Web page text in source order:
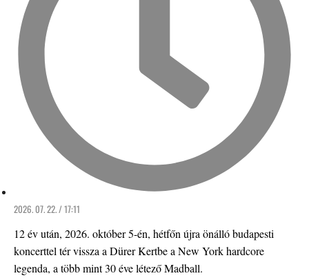
2026. 07. 22. / 17:11
12 év után, 2026. október 5-én, hétfőn újra önálló budapesti
koncerttel tér vissza a Dürer Kertbe a New York hardcore
legenda, a több mint 30 éve létező Madball.